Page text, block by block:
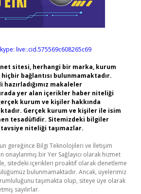
live:.cid.575569c608265c69
sitesi, herhangi bir marka, kurum
bağlantısı bulunmamaktadır.
hazırladığımız makaleler
yer alan içerikler haber niteliği
kurum ve kişiler hakkında
Gerçek kurum ve kişiler ile isim
tesadüfidir. Sitemizdeki bilgiler
niteliği taşımazlar.
gereğince Bilgi Teknolojileri ve İletişim
onaylanmış bir Yer Sağlayıcı olarak hizmet
sitedeki içerikleri proaktif olarak denetleme
bulunmamaktadır. Ancak, üyelerimiz
taşımakta olup, siteye üye olarak
sayılırlar.